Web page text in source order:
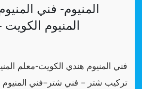
المنيوم- فني
المنيوم
تركيب شتر – فني شتر–فني